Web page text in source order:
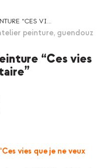
“CES VI...
peinture, guendouz
“Ces vies
“Ces vies que je ne veux